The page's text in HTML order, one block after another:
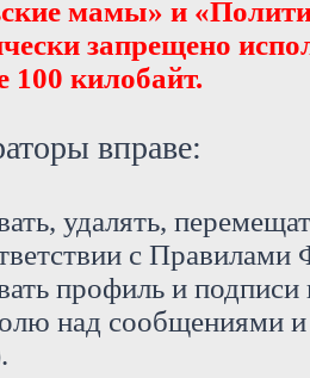
мамы» и
запрещено
100 килобайт.
вправе:
удалять,
с
профиль и
над сообщениями